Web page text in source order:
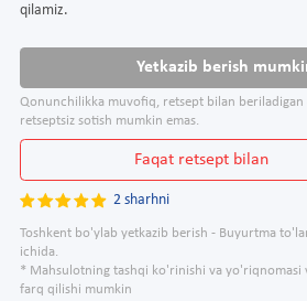
qilamiz.
Yetkazib berish
Qonunchilikka muvofiq, retsept bilan
retseptsiz sotish mumkin emas.
Faqat retsept bilan
2 sharhni
Toshkent bo'ylab yetkazib berish - Buyurtma
ichida.
* Mahsulotning tashqi ko'rinishi va yo'riqnomasi
farq qilishi mumkin